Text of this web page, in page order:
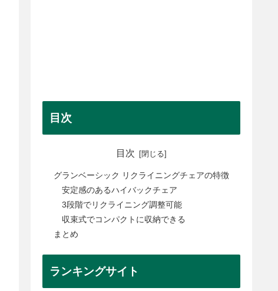
目次
目次
グランベーシック リクライニングチェアの特徴
安定感のあるハイバックチェア
3段階でリクライニング調整可能
収束式でコンパクトに収納できる
まとめ
ランキングサイト